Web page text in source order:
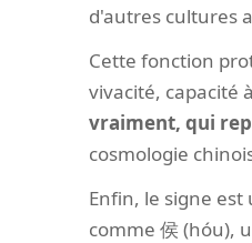
d'autres cultures
Cette fonction
vivacité, capacité
vraiment, qui
cosmologie
Enfin, le signe
comme 侯 (hóu),